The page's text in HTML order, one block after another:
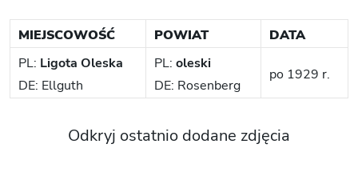
MIEJSCOWOŚĆ POWIAT
DATA
PL: Ligota Oleska
DE: Ellguth
PL: oleski
DE: Rosenberg
po 1929 r.
Odkryj ostatnio dodane zdjęcia